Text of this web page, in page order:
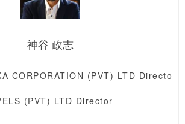
神谷 政志
CORPORATION (PVT) LTD Directo
(PVT) LTD Director